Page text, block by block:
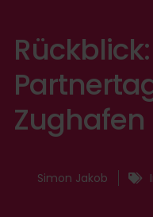
Zughafen
Simon Jakob